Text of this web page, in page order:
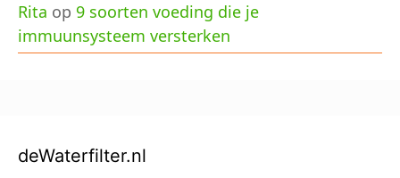
Rita op 9 soorten voeding die je
immuunsysteem versterken
deWaterfilter.nl